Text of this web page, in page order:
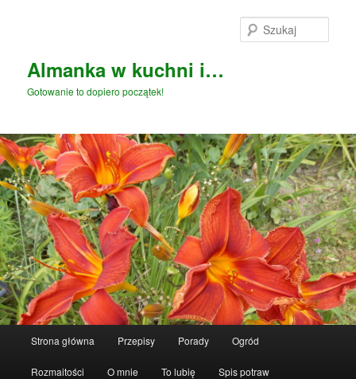
Almanka w kuchni i…
Gotowanie to dopiero początek!
Strona główna Przepisy Porady Ogród
Rozmaitości O mnie To lubię Spis potraw